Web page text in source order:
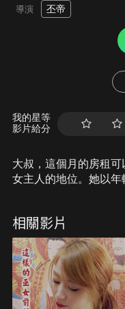
導演 丕帝
我的星等
影片給分
大叔，這個月的房租
女主人的地位。她以
相關影片